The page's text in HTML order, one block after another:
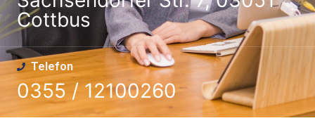
Cottbus
Telefon
0355 / 12100260